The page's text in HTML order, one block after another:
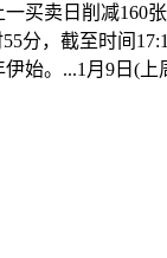
买卖日削减160
分，截至时间
始。...1月9日(